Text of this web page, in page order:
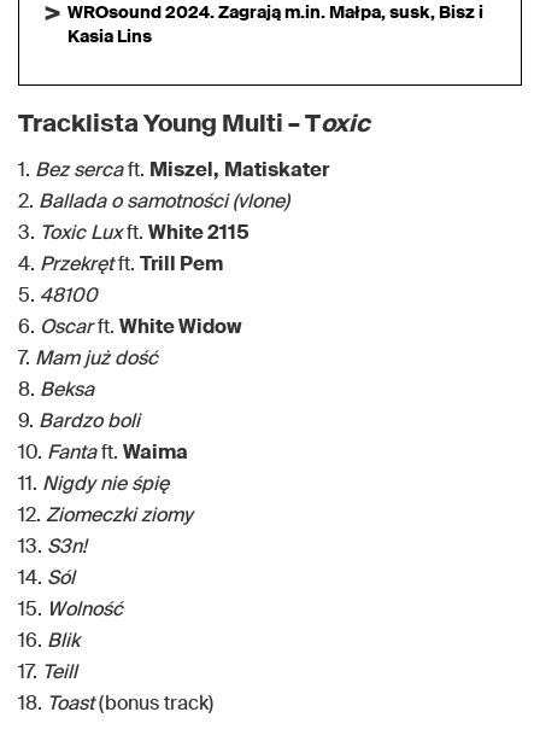
WROsound 2024. Zagrają m.in. Małpa, susk, Bisz i
Kasia Lins
Tracklista Young Multi – Toxic
1. Bez sercaft. Miszel, Matiskater
2. Ballada o samotności (vlone)
3. Toxic Luxft. White 2115
4. Przekrętft. Trill Pem
5. 48100
6. Oscarft. White Widow
7. Mam już dość
8. Beksa
9. Bardzo boli
10. Fantaft. Waima
11. Nigdy nie śpię
12. Ziomeczki ziomy
13. S3n!
14. Sól
15. Wolność
16. Blik
17. Teill
18. Toast(bonus track)